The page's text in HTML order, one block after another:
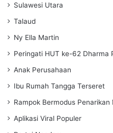
Sulawesi Utara
Talaud
Ny Ella Martin
Peringati HUT ke-62 Dharma
Anak Perusahaan
Ibu Rumah Tangga Terseret
Rampok Bermodus Penarikan
Aplikasi Viral Populer